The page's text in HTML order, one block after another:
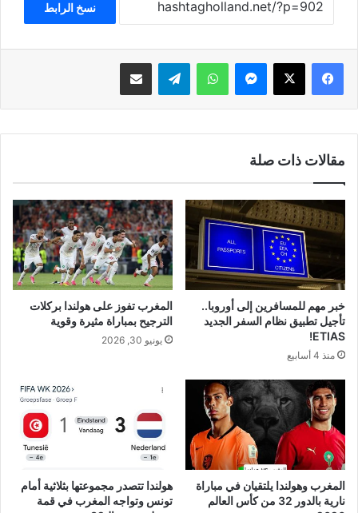
نسخ الرابط
فيسبوك ‫X ماسنجر واتساب تيلقرام مشاركة عبر البريد
مقالات ذات صلة
خبر مهم للمسافرين إلى أوروبا..
تأجيل تطبيق نظام السفر الجديد
ETIAS!
منذ 4 أسابيع
المغرب تفوز على هولندا بركلات
الترجيح بمباراة مثيرة وقوية
يونيو 30, 2026
المغرب وهولندا يلتقيان في مباراة
نارية بالدور 32 من كأس العالم
هولندا تتصدر مجموعتها بثلاثية أمام
تونس وتواجه المغرب في قمة